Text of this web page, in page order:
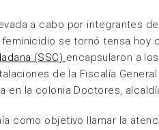
a cabo por integrantes
se tornó tensa hoy
(SSC) encapsularon a
de la Fiscalía
en la colonia Doctores,
como objetivo llamar la